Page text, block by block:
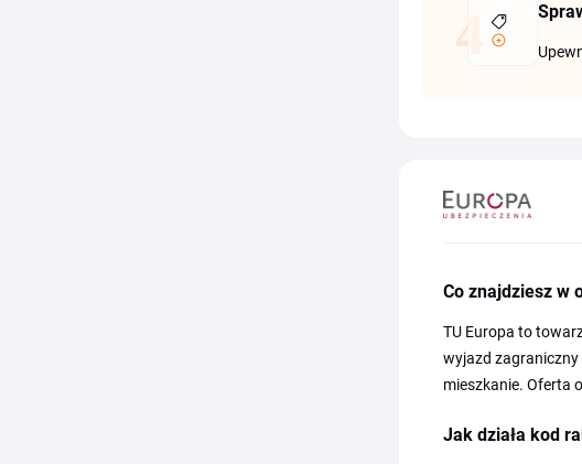
Co znajdziesz w
TU Europa to
wyjazd zagraniczny
mieszkanie. Oferta
Jak działa kod